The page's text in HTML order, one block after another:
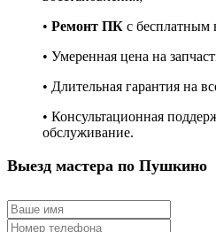
• Ремонт ПК с бесплатным
• Умеренная цена на
• Длительная гарантия на
• Консультационная
обслуживание.
Выезд мастера по Пушкино